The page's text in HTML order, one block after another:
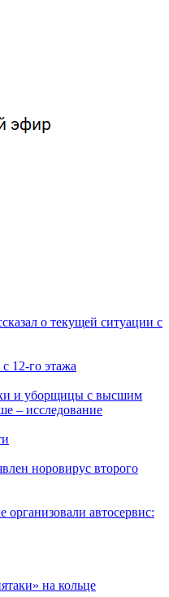
о текущей ситуации с
12-го этажа
и уборщицы с высшим
– исследование
норовирус второго
организовали автосервис:
на кольце